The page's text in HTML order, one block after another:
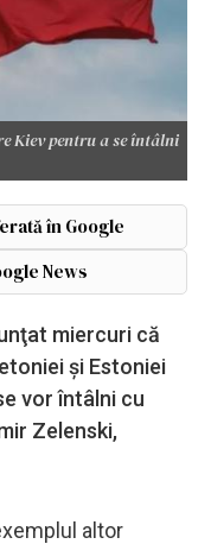
Kiev pentru a se întâlni
în Google
News
miercuri că
şi Estoniei
vor întâlni cu
Zelenski,
altor